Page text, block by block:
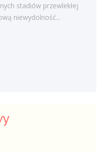
stadiów przewlekłej
niewydolność...